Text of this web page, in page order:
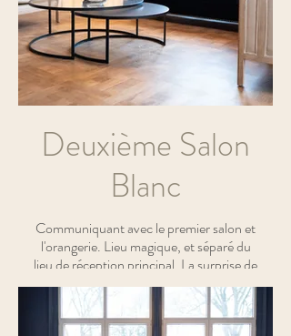
Deuxième Salon
Blanc
Communiquant avec le premier salon et
l'orangerie. Lieu magique, et séparé du
lieu de réception principal. La surprise de
la salle sera gardé jusqu'au au bout.